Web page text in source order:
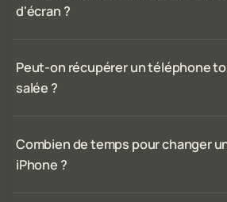
d'écran ?
Peut-on récupérer un téléphone
salée ?
Combien de temps pour changer
iPhone ?